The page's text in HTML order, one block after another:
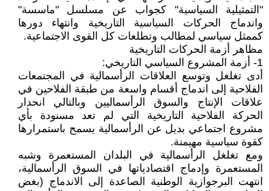
"التمثيلية السياسية" كجواب عن مسلسل "ماسسة"
واندماج الحركات السياسية التاريخية وانتهاء دورها
كممثل سياسي لمطالب وتطلعات كل القوى الاجتماعية.
مظاهر أزمة الحركات التاريخية
1- أزمة المشروع السياسي التاريخي:
أدى تغلغل وتوسع العلاقات الرأسمالية في المجتمعات
الفلاحية إلى اندماج أقسام واسعة من طبقة الفلاحين في
علاقات الإنتاج والسوق الرأسماليين وبالتالي انحدار
الحركة الفلاحية التاريخية التي لم تعد مسنودة بأي
مشروع اجتماعي بديل عن الرأسمالية يسمح باستمرارها
كقوة سياسية مهيمنة.
ومع تغلغل الرأسمالية في البلدان المستعمرة وشبه
المستعمرة وإدماج اقتصادياتها في السوق الرأسمالية،
انتهت البرجوازية الوطنية الصاعدة إلى الاندماج (بغض